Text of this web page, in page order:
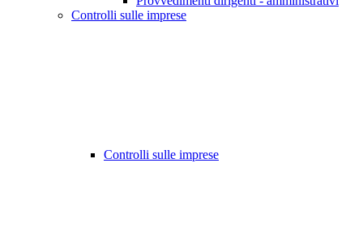
Controlli sulle imprese
Controlli sulle imprese